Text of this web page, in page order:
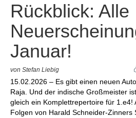
Rückblick: Alle
Januar!
von Stefan Liebig
15.02.2026 – Es gibt einen neuen
Raja. Und der indische Großmeister
gleich ein Komplettrepertoire für 1.e4!
Folgen von Harald Schneider-Zinners